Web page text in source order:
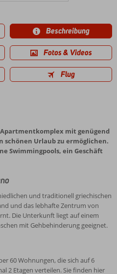
Beschreibung
Fotos & Videos
Flug
mit genügend
schönen Urlaub zu ermöglichen.
Swimmingpools, ein Geschäft
und traditionell griechischen
und das lebhafte Zentrum von
Die Unterkunft liegt auf einem
mit Gehbehinderung geeignet.
60 Wohnungen, die sich auf 6
2 Etagen verteilen. Sie finden hier